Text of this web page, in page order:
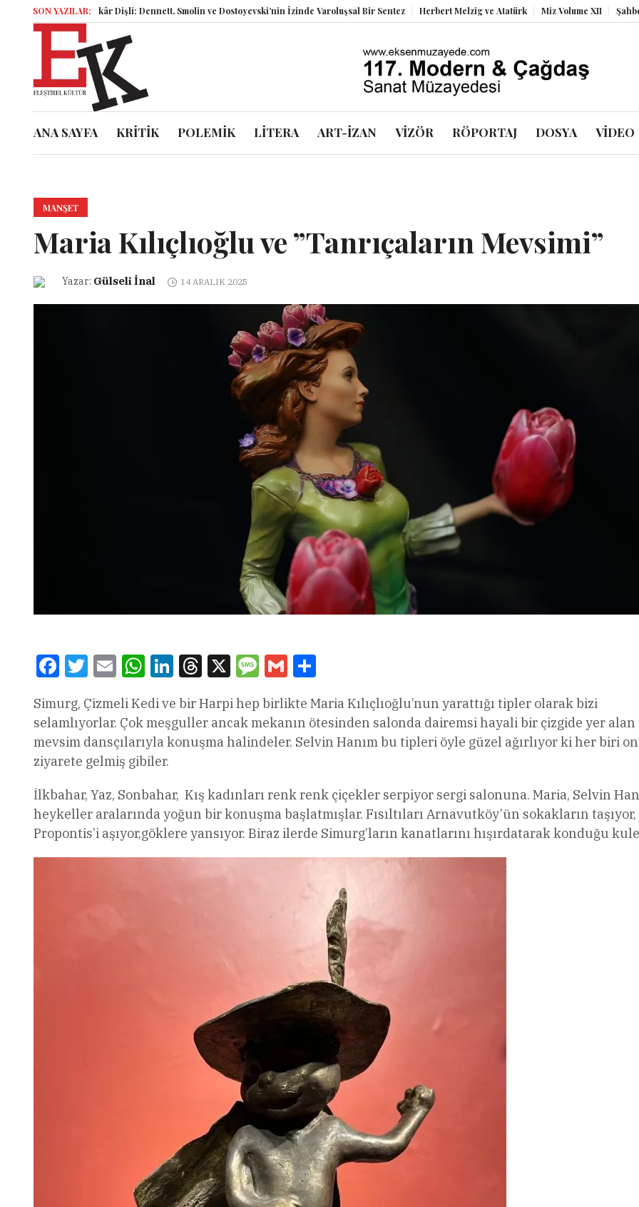
SON YAZILAR:
İsyankâr Dişli: Dennett, Smolin ve Dostoyevski’nin İzinde Varoluşsal Bir Sentez Herbert Melzig ve Atatürk Miz Volume XII Şahbender
ANA SAYFA KRİTİK POLEMİK LİTERA ART-İZAN VİZÖR RÖPORTAJ DOSYA VİDEO
MANŞET
Maria Kılıçlıoğlu ve ”Tanrıçaların Mevsimi”
Yazar: Gülseli İnal 14 ARALIK 2025
FacebookTwitterEmail WhatsAppLinkedInThreads
X Message
Gmail
Simurg, Çizmeli Kedi ve bir Harpi hep birlikte Maria Kılıçlıoğlu’nun yarattığı tipler olarak bizi
selamlıyorlar. Çok meşguller ancak mekanın ötesinden salonda dairemsi hayali bir çizgide yer alan
mevsim dansçılarıyla konuşma halindeler. Selvin Hanım bu tipleri öyle güzel ağırlıyor ki her biri
ziyarete gelmiş gibiler.
İlkbahar, Yaz, Sonbahar, Kış kadınları renk renk çiçekler serpiyor sergi salonuna. Maria, Selvin
heykeller aralarında yoğun bir konuşma başlatmışlar. Fısıltıları Arnavutköy’ün sokakların taşıyor,
Propontis’i aşıyor,göklere yansıyor. Biraz ilerde Simurg’ların kanatlarını hışırdatarak konduğu